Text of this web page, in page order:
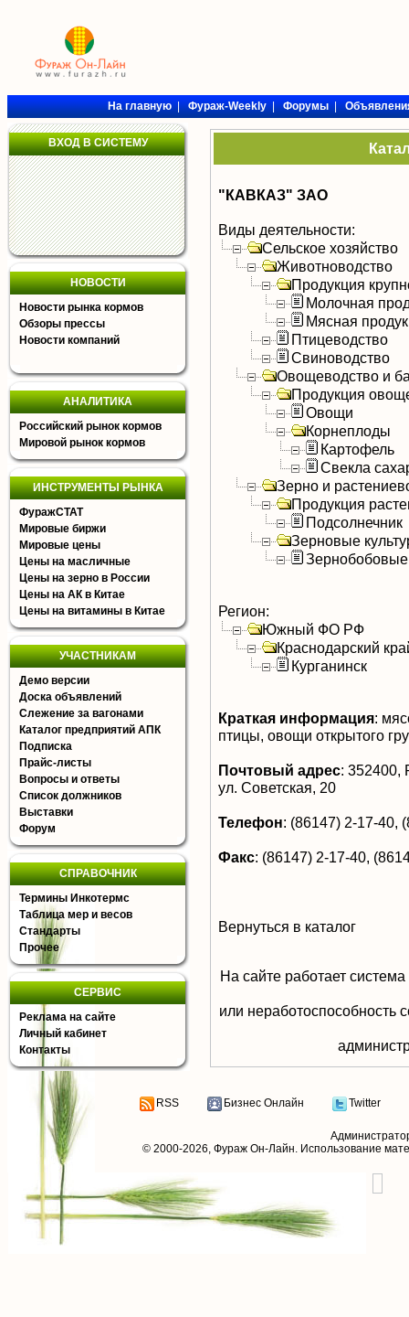
На главную|Фураж-Weekly|Форумы|
ВХОД В СИСТЕМУ
НОВОСТИ
Новости рынка кормов
Обзоры прессы
Новости компаний
АНАЛИТИКА
Российский рынок кормов
Мировой рынок кормов
ИНСТРУМЕНТЫ РЫНКА
ФуражСТАТ
Мировые биржи
Мировые цены
Цены на масличные
Цены на зерно в России
Цены на АК в Китае
Цены на витамины в Китае
УЧАСТНИКАМ
Демо версии
Доска объявлений
Слежение за вагонами
Каталог предприятий АПК
Подписка
Прайс-листы
Вопросы и ответы
Список должников
Выставки
Форум
СПРАВОЧНИК
Термины Инкотермс
Таблица мер и весов
Стандарты
Прочее
СЕРВИС
Реклама на сайте
Личный кабинет
Контакты
"КАВКАЗ" ЗАО
Виды деятельности:
Сельское хозяйство
Животноводство
Продукция
Молочная
Мясная
Птицеводство
Свиноводство
Овощеводство и
Продукция
Овощи
Корнеплоды
Картофель
Свекла
Зерно и
Продукция
Подсолнечник
Зерновые
Зернобобовые
Регион:
Южный ФО РФ
Краснодарский
Курганинск
Краткая информация:
птицы, овощи открытого
Почтовый адрес: 352400,
ул. Советская, 20
Телефон: (86147) 2-17-40,
Факс: (86147) 2-17-40,
Вернуться в каталог
На сайте работает
или неработоспособность
RSS Бизнес Онлайн Twitter
© 2000-2026, Фураж Он-Лайн. Использование